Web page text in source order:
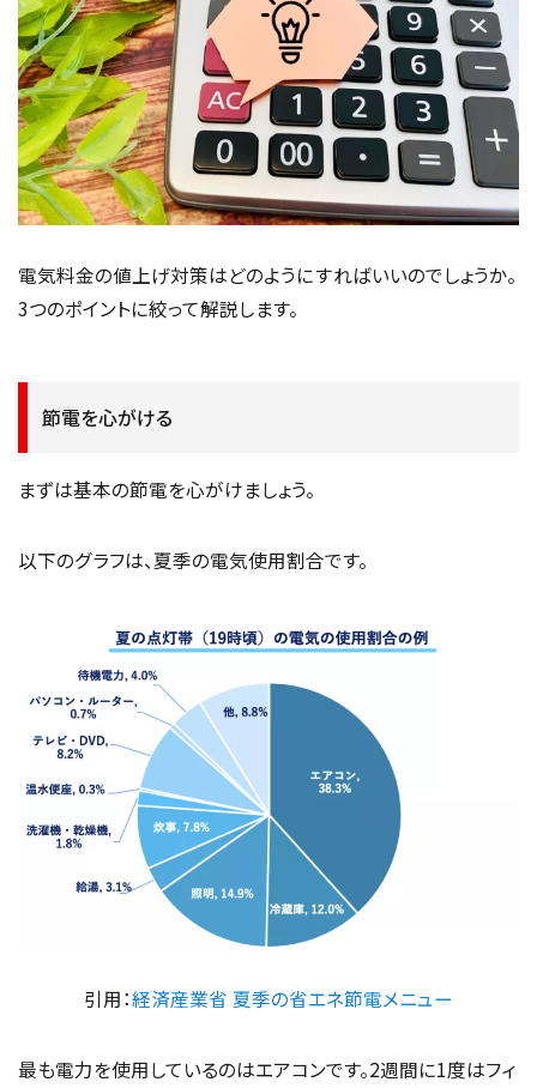
電気料金の値上げ対策はどのようにすればいいのでしょうか。
3つのポイントに絞って解説します。
節電を心がける
まずは基本の節電を心がけましょう。
以下のグラフは、夏季の電気使用割合です。
引用：経済産業省 夏季の省エネ節電メニュー
最も電力を使用しているのはエアコンです。2週間に1度はフィ